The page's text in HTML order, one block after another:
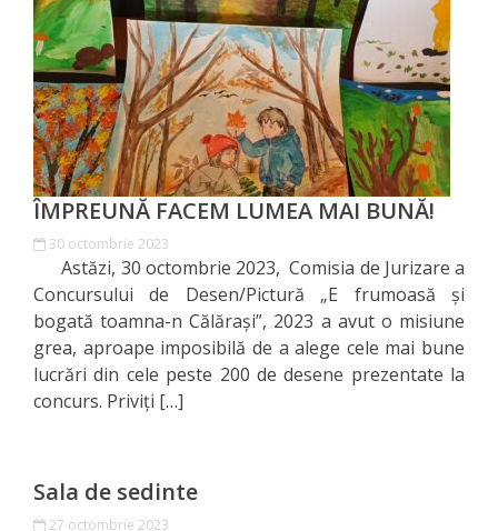
înfrățite
Strategii
Registrul
de
Stat
al
Actelor
Locale
Primăria
Aparatul
Primăriei
ÎMPREUNĂ FACEM LUMEA MAI BUNĂ!
30 octombrie 2023
Astăzi, 30 octombrie 2023, Comisia de Jurizare a
Concursului de Desen/Pictură „E frumoasă și
bogată toamna-n Călărași”, 2023 a avut o misiune
grea, aproape imposibilă de a alege cele mai bune
lucrări din cele peste 200 de desene prezentate la
concurs. Priviți […]
Sala de sedinte
27 octombrie 2023